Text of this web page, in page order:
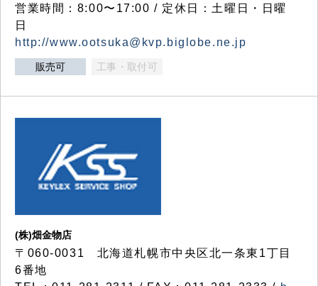
営業時間：8:00〜17:00 / 定休日：土曜日・日曜
日
http://www.ootsuka@kvp.biglobe.ne.jp
販売可 工事・取付可
(株)畑金物店
〒060-0031 北海道札幌市中央区北一条東1丁目
6番地